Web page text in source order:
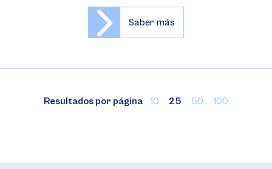
Saber más
Resultados por página 10 25 50 100